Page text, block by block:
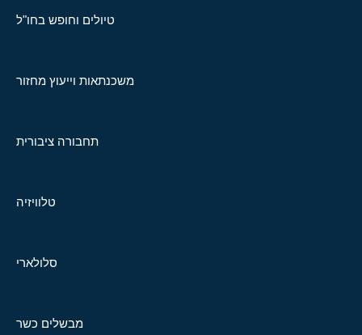
טיולים וחופש בחו"ל
משכנתאות וייעוץ מחזור
תחבורה ציבורית
טלוויזיה
סלולארי
מבשלים כשר